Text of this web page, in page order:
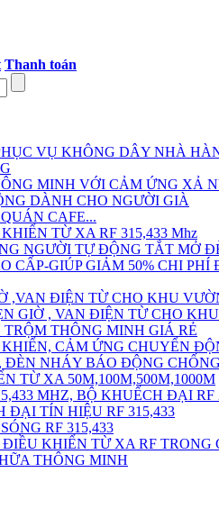
Thanh toán
VỤ KHÔNG DÂY NHÀ
MINH VỚI CẢM ỨNG XẢ
DÀNH CHO NGƯỜI GIÀ
CAFE...
TỪ XA RF 315,433 Mhz
NGƯỜI TỰ ĐỘNG TẮT MỞ
CẤP-GIÚP GIẢM 50% CHI PHÍ
,VAN ĐIỆN TỪ CHO KHU
GIỜ , VAN ĐIỆN TỪ CHO
THÔNG MINH GIÁ RẺ
CẢM ỨNG CHUYỂN
ĐÈN NHÁY BÁO ĐỘNG
TỪ XA 50M,100M,500M,1000M
MHZ, BỘ KHUẾCH ĐẠI RF
ĐẠI TÍN HIỆU RF 315,433
RF 315,433
KHIỂN TỪ XA RF TRONG
THÔNG MINH